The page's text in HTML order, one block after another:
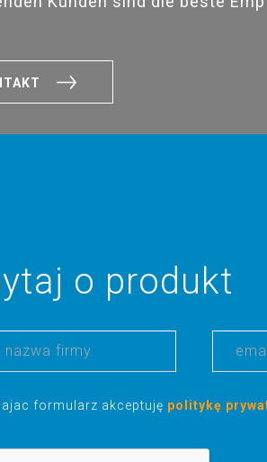
o produkt
formularz akceptuję politykę